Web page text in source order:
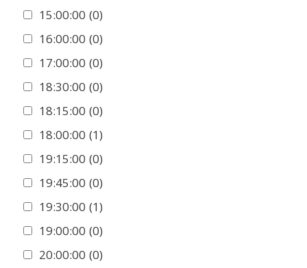
15:00:00 (0)
16:00:00 (0)
17:00:00 (0)
18:30:00 (0)
18:15:00 (0)
18:00:00 (1)
19:15:00 (0)
19:45:00 (0)
19:30:00 (1)
19:00:00 (0)
20:00:00 (0)